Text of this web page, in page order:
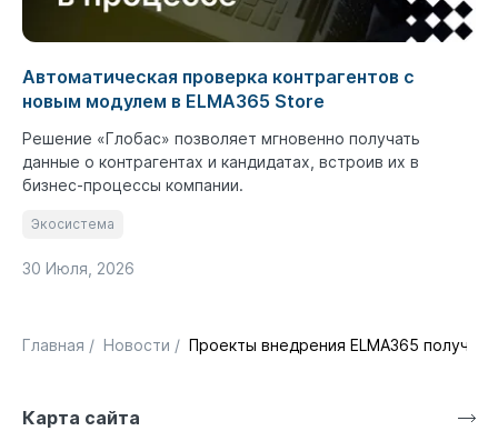
Автоматическая проверка контрагентов с
новым модулем в ELMA365 Store
Решение «Глобас» позволяет мгновенно получать
данные о контрагентах и кандидатах, встроив их в
бизнес-процессы компании.
Экосистема
30 Июля, 2026
Главная / Новости / Проекты внедрения ELMA365
Карта сайта